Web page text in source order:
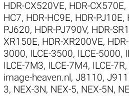
HDR-CX520VE, HDR-CX570E,
HC7, HDR-HC9E, HDR-PJ10E,
PJ620, HDR-PJ790V, HDR-
XR150E, HDR-XR200VE,
3000, ILCE-3500, ILCE-5000,
ILCE-7M3, ILCE-7M4, ILCE-7R,
image-heaven.nl , J8110,
3, NEX-3N, NEX-5, NEX-5N,